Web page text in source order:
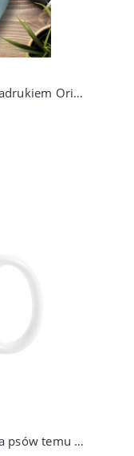
Podkładka pod mysz Aussie z nadrukiem Origami
Kubek Owczarek Niemiecki Kilka psów temu 330 ml